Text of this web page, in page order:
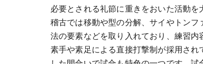
必要とされる礼節に重きをおいた活動を
稽古では移動や型の分解、サイやトン
法の要素などを取り入れており、練習
素手や素足による直接打撃制が採用さ